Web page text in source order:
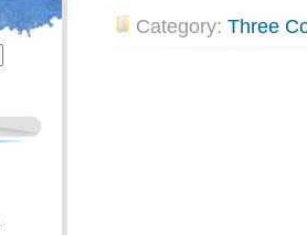
Category: Three